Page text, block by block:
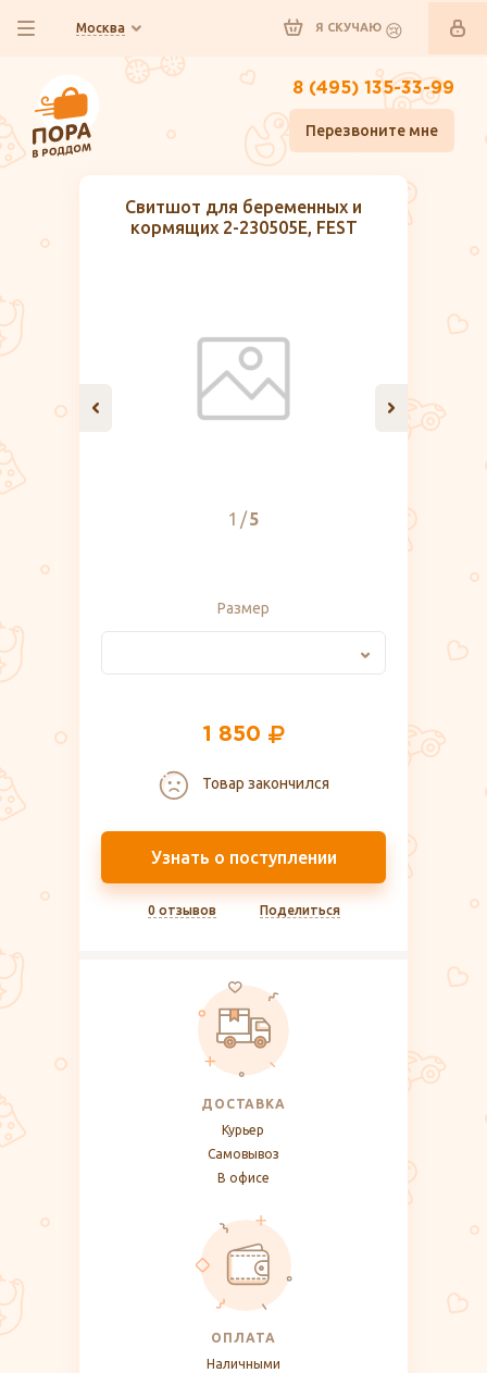
Москва Я СКУЧАЮ
8 (495) 135-33-99
Перезвоните мне
Свитшот для беременных и
кормящих 2-230505Е, FEST
1 5
Размер
1 850
Товар закончился
Узнать о поступлении
0 отзывов Поделиться
ДОСТАВКА
Курьер
Самовывоз
В офисе
ОПЛАТА
Наличными